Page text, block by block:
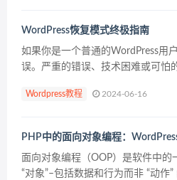
WordPress恢复模式终极指南
如果你是一个普通的WordPress用
误。严重的错误、技术困难或可怕
道发生了什么。这不仅会让你损失
Wordpress教程 2024-06-16
PHP中的面向对象编程：
面向对象编程（OOP）是软件中的
“对象”–包括数据和行为而非 “动作